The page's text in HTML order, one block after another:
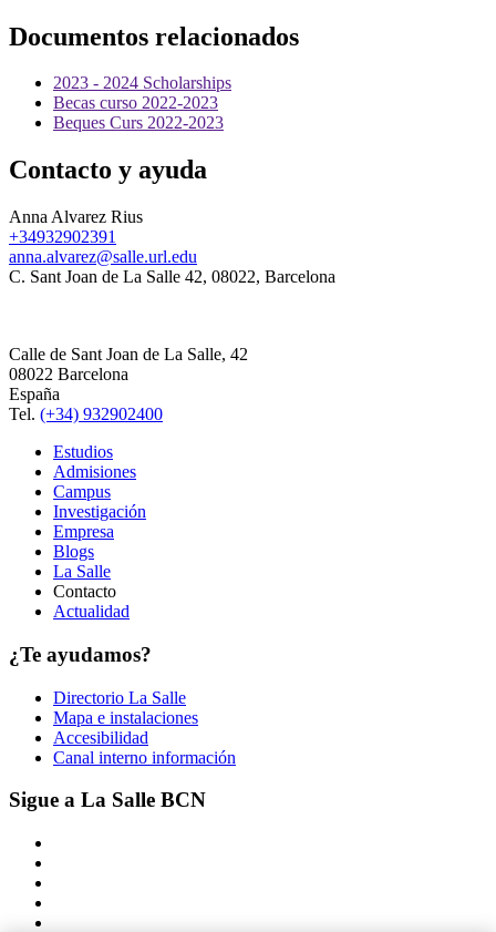
Documentos relacionados
2023 - 2024 Scholarships
Becas curso 2022-2023
Beques Curs 2022-2023
Contacto y ayuda
Anna Alvarez Rius
+34932902391
anna.alvarez@salle.url.edu
C. Sant Joan de La Salle 42, 08022, Barcelona
Calle de Sant Joan de La Salle, 42
08022 Barcelona
España
Tel. (+34) 932902400
Estudios
Admisiones
Campus
Investigación
Empresa
Blogs
La Salle
Contacto
Actualidad
¿Te ayudamos?
Directorio La Salle
Mapa e instalaciones
Accesibilidad
Canal interno información
Sigue a La Salle BCN